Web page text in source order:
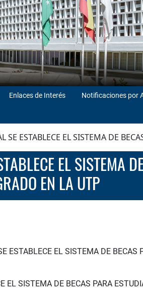
Enlaces de Interés Notificaciones por
ESTABLECE EL SISTEMA DE
EN LA UTP
ESTABLECE EL SISTEMA DE BECAS
EL SISTEMA DE BECAS PARA